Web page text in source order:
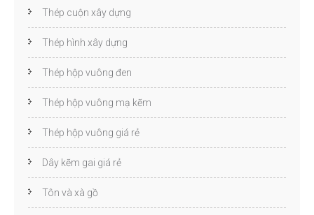
Thép cuộn xây dựng
Thép hình xây dựng
Thép hộp vuông đen
Thép hộp vuông mạ kẽm
Thép hộp vuông giá rẻ
Dây kẽm gai giá rẻ
Tôn và xà gồ